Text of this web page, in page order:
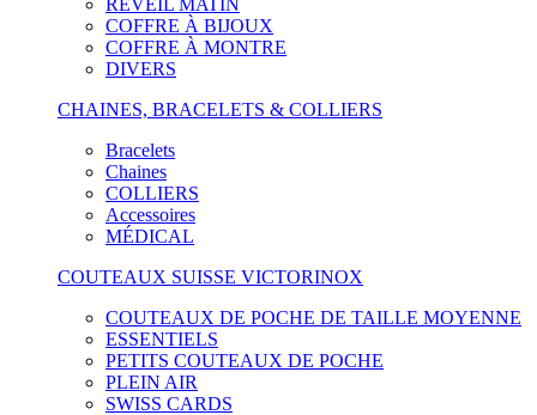
RÉVEIL MATIN
COFFRE À BIJOUX
COFFRE À MONTRE
DIVERS
CHAINES, BRACELETS & COLLIERS
Bracelets
Chaines
COLLIERS
Accessoires
MÉDICAL
COUTEAUX SUISSE VICTORINOX
COUTEAUX DE POCHE DE TAILLE MOYENNE
ESSENTIELS
PETITS COUTEAUX DE POCHE
PLEIN AIR
SWISS CARDS